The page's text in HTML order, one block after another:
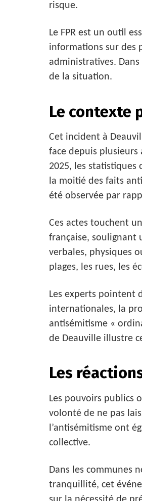
risque.
Le FPR est un outil
informations sur des
administratives.
de la situation.
Le contexte
Cet incident à
face depuis plusieurs
2025, les statistiques
la moitié des faits
été observée par
Ces actes touchent
française, soulignant
verbales, physiques
plages, les rues, les
Les experts pointent
internationales, la
antisémitisme «
de Deauville illustre
Les
Les pouvoirs publics
volonté de ne pas
l’antisémitisme ont
collective.
Dans les communes
tranquillité, cet